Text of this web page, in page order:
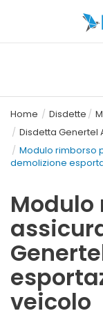
Home Disdette
Disdetta Genertel
Modulo rimborso
demolizione
Modulo
veicolo